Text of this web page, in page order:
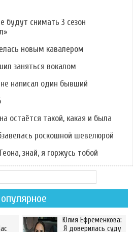
будут снимать 3 сезон
новым кавалером
заняться вокалом
написал один бывший
остаётся такой, какая и была
роскошной шевелюрой
знай, я горжусь тобой
Юлия Ефременкова:
Я доверилась суду